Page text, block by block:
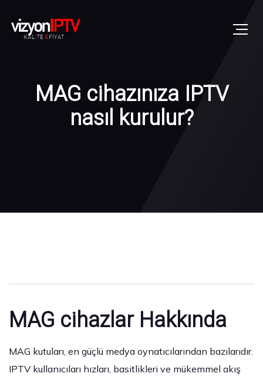
MAG cihazınıza IPTV
nasıl kurulur?
MAG cihazlar Hakkında
MAG kutuları, en güçlü medya oynatıcılarından bazılarıdır.
IPTV kullanıcıları hızları, basitlikleri ve mükemmel akış